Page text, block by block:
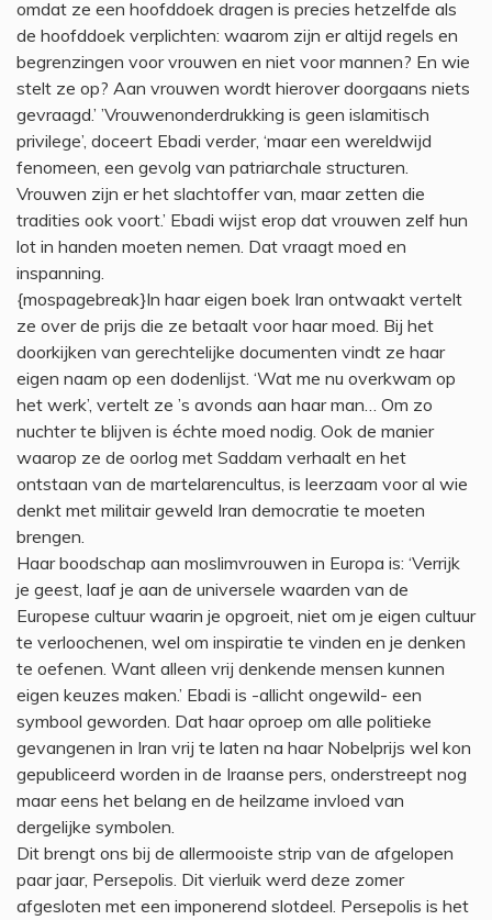
omdat ze een hoofddoek dragen is precies hetzelfde als
de hoofddoek verplichten: waarom zijn er altijd regels en
begrenzingen voor vrouwen en niet voor mannen? En wie
stelt ze op? Aan vrouwen wordt hierover doorgaans niets
gevraagd.’ ’Vrouwenonderdrukking is geen islamitisch
privilege’, doceert Ebadi verder, ‘maar een wereldwijd
fenomeen, een gevolg van patriarchale structuren.
Vrouwen zijn er het slachtoffer van, maar zetten die
tradities ook voort.’ Ebadi wijst erop dat vrouwen zelf hun
lot in handen moeten nemen. Dat vraagt moed en
inspanning.
{mospagebreak}In haar eigen boek Iran ontwaakt vertelt
ze over de prijs die ze betaalt voor haar moed. Bij het
doorkijken van gerechtelijke documenten vindt ze haar
eigen naam op een dodenlijst. ‘Wat me nu overkwam op
het werk’, vertelt ze ’s avonds aan haar man… Om zo
nuchter te blijven is échte moed nodig. Ook de manier
waarop ze de oorlog met Saddam verhaalt en het
ontstaan van de martelarencultus, is leerzaam voor al wie
denkt met militair geweld Iran democratie te moeten
brengen.
Haar boodschap aan moslimvrouwen in Europa is: ‘Verrijk
je geest, laaf je aan de universele waarden van de
Europese cultuur waarin je opgroeit, niet om je eigen cultuur
te verloochenen, wel om inspiratie te vinden en je denken
te oefenen. Want alleen vrij denkende mensen kunnen
eigen keuzes maken.’ Ebadi is -allicht ongewild- een
symbool geworden. Dat haar oproep om alle politieke
gevangenen in Iran vrij te laten na haar Nobelprijs wel kon
gepubliceerd worden in de Iraanse pers, onderstreept nog
maar eens het belang en de heilzame invloed van
dergelijke symbolen.
Dit brengt ons bij de allermooiste strip van de afgelopen
paar jaar, Persepolis. Dit vierluik werd deze zomer
afgesloten met een imponerend slotdeel. Persepolis is het